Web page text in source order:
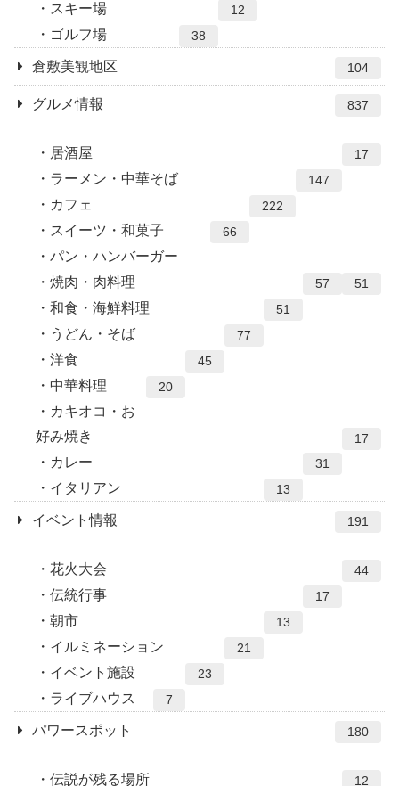
スキー場 12
ゴルフ場 38
倉敷美観地区 104
グルメ情報 837
居酒屋 17
ラーメン・中華そば 147
カフェ 222
スイーツ・和菓子 66
パン・ハンバーガー
51
焼肉・肉料理 57
和食・海鮮料理 51
うどん・そば 77
洋食 45
中華料理 20
カキオコ・お
好み焼き
17
カレー 31
イタリアン 13
イベント情報 191
花火大会 44
伝統行事 17
朝市 13
イルミネーション 21
イベント施設 23
ライブハウス 7
パワースポット 180
伝説が残る場所 12